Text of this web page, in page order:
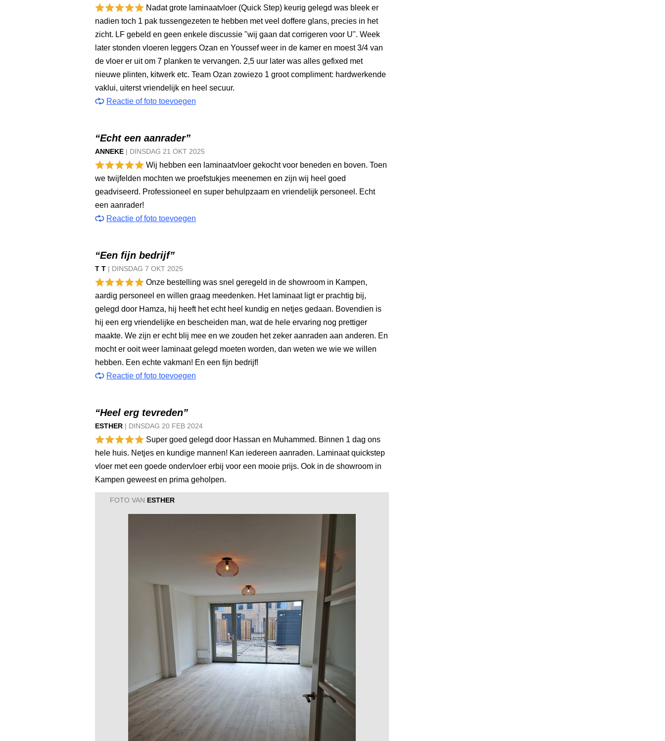
Nadat grote laminaatvloer (Quick Step) keurig gelegd was bleek er
nadien toch 1 pak tussengezeten te hebben met veel doffere glans, precies in het
zicht. LF gebeld en geen enkele discussie "wij gaan dat corrigeren voor U". Week
later stonden vloeren leggers Ozan en Youssef weer in de kamer en moest 3/4 van
de vloer er uit om 7 planken te vervangen. 2,5 uur later was alles gefixed met
nieuwe plinten, kitwerk etc. Team Ozan zowiezo 1 groot compliment: hardwerkende
vaklui, uiterst vriendelijk en heel secuur.
Reactie of foto toevoegen
“Echt een aanrader”
ANNEKE | DINSDAG 21 OKT 2025
Wij hebben een laminaatvloer gekocht voor beneden en boven. Toen
we twijfelden mochten we proefstukjes meenemen en zijn wij heel goed
geadviseerd. Professioneel en super behulpzaam en vriendelijk personeel. Echt
een aanrader!
Reactie of foto toevoegen
“Een fijn bedrijf”
T T | DINSDAG 7 OKT 2025
Onze bestelling was snel geregeld in de showroom in Kampen,
aardig personeel en willen graag meedenken. Het laminaat ligt er prachtig bij,
gelegd door Hamza, hij heeft het echt heel kundig en netjes gedaan. Bovendien is
hij een erg vriendelijke en bescheiden man, wat de hele ervaring nog prettiger
maakte. We zijn er echt blij mee en we zouden het zeker aanraden aan anderen. En
mocht er ooit weer laminaat gelegd moeten worden, dan weten we wie we willen
hebben. Een echte vakman! En een fijn bedrijf!
Reactie of foto toevoegen
“Heel erg tevreden”
ESTHER | DINSDAG 20 FEB 2024
Super goed gelegd door Hassan en Muhammed. Binnen 1 dag ons
hele huis. Netjes en kundige mannen! Kan iedereen aanraden. Laminaat quickstep
vloer met een goede ondervloer erbij voor een mooie prijs. Ook in de showroom in
Kampen geweest en prima geholpen.
FOTO VAN ESTHER